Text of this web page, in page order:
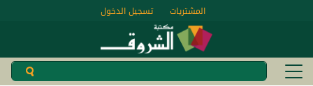
تسجيل الدخول المشتريات